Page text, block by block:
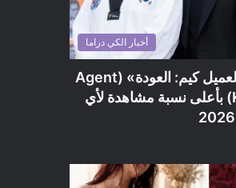
أخبار الكي دراما
انطلاق مسلسل «العميل كيم: العودة» (Agent
Kim Reactivated) بأعلى نسبة مشاهدة لأي